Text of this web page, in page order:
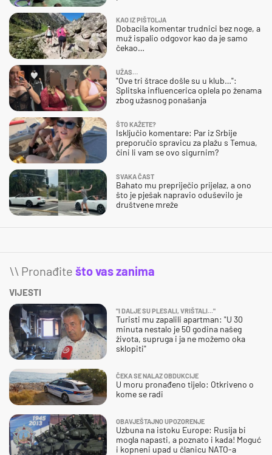
KAO IZ PIŠTOLJA
Dobacila komentar trudnici bez noge, a
muž ispalio odgovor kao da je samo
čekao…
UŽAS…
"Ove tri štrace došle su u klub…":
Splitska influencerica oplela po ženama
zbog užasnog ponašanja
ŠTO KAŽETE?
Isključio komentare: Par iz Srbije
preporučio spravicu za plažu s Temua,
čini li vam se ovo sigurnim?
SVAKA ČAST
Bahato mu prepriječio prijelaz, a ono
što je pješak napravio oduševilo je
društvene mreže
\\ Pronađite što vas zanima
VIJESTI
"I DALJE SU PLESALI, VRIŠTALI..."
Turisti mu zapalili apartman: "U 30
minuta nestalo je 50 godina našeg
života, supruga i ja ne možemo oka
sklopiti"
ČEKA SE NALAZ OBDUKCIJE
U moru pronađeno tijelo: Otkriveno o
kome se radi
OBAVJEŠTAJNO UPOZORENJE
Uzbuna na istoku Europe: Rusija bi
mogla napasti, a poznato i kada! Moguć
i kopneni upad u članicu NATO-a